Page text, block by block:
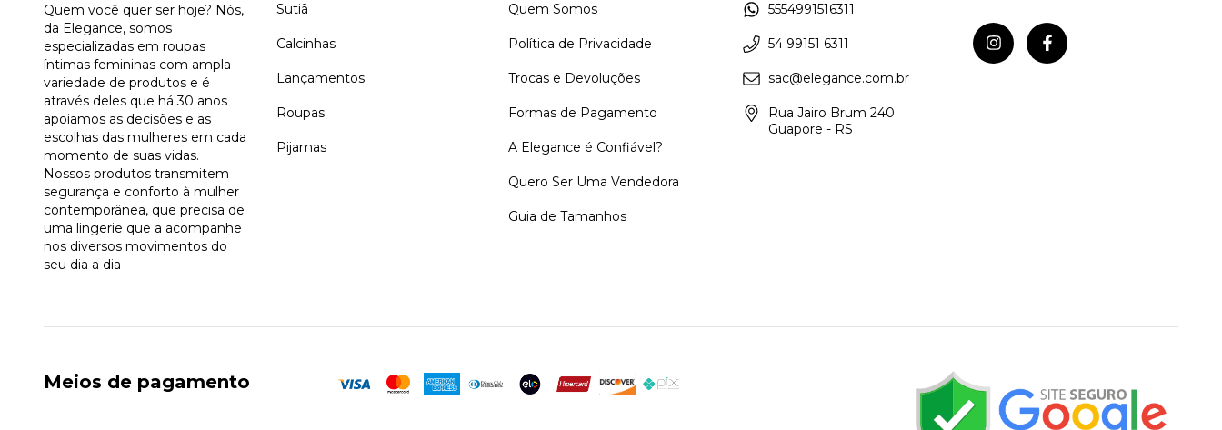
Quem você quer ser hoje? Nós,
da Elegance, somos
especializadas em roupas
íntimas femininas com ampla
variedade de produtos e é
através deles que há 30 anos
apoiamos as decisões e as
escolhas das mulheres em cada
momento de suas vidas.
Nossos produtos transmitem
segurança e conforto à mulher
contemporânea, que precisa de
uma lingerie que a acompanhe
nos diversos movimentos do
seu dia a dia
Sutiã
Calcinhas
Lançamentos
Roupas
Pijamas
Quem Somos
Política de Privacidade
Trocas e Devoluções
Formas de Pagamento
A Elegance é Confiável?
Quero Ser Uma Vendedora
Guia de Tamanhos
5554991516311
54 99151 6311
sac@elegance.com.br
Rua Jairo Brum 240
Guapore - RS
Meios de pagamento